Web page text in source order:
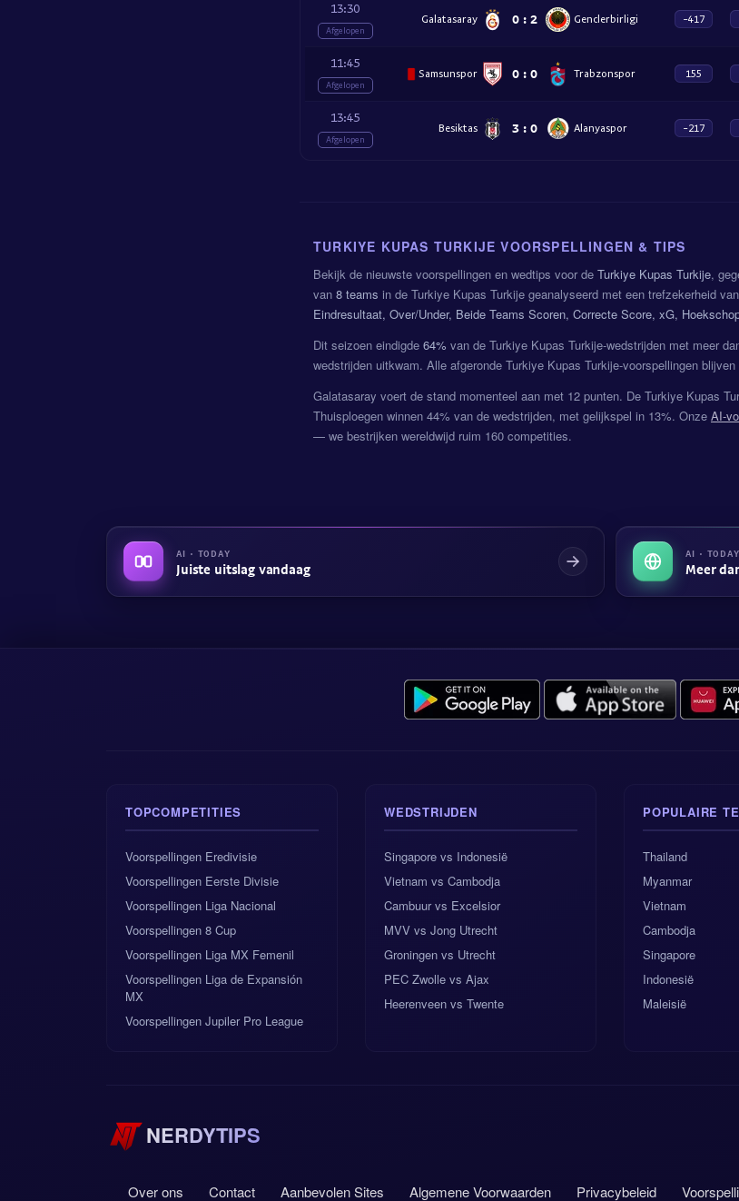
13:30
Afgelopen
Galatasaray 0 : 2 Genclerbirligi -417
11:45
Afgelopen
Samsunspor 0 : 0 Trabzonspor 155
13:45
Afgelopen
Besiktas 3 : 0 Alanyaspor -217
TURKIYE KUPAS TURKIJE VOORSPELLINGEN & TIPS
Bekijk de nieuwste voorspellingen en wedtips voor de Turkiye Kupas Turkije,
van 8 teams in de Turkiye Kupas Turkije geanalyseerd met een trefzekerheid
Eindresultaat, Over/Under, Beide Teams Scoren, Correcte Score, xG,
Dit seizoen eindigde 64% van de Turkiye Kupas Turkije-wedstrijden met meer
wedstrijden uitkwam. Alle afgeronde Turkiye Kupas Turkije-voorspellingen
Galatasaray voert de stand momenteel aan met 12 punten. De Turkiye Kupas
Thuisploegen winnen 44% van de wedstrijden, met gelijkspel in 13%. Onze AI-
— we bestrijken wereldwijd ruim 160 competities.
AI · TODAY
Juiste uitslag vandaag
AI · TODAY
Meer
TOPCOMPETITIES
Voorspellingen Eredivisie
Voorspellingen Eerste Divisie
Voorspellingen Liga Nacional
Voorspellingen 8 Cup
Voorspellingen Liga MX Femenil
Voorspellingen Liga de Expansión
MX
Voorspellingen Jupiler Pro League
WEDSTRIJDEN
Singapore vs Indonesië
Vietnam vs Cambodja
Cambuur vs Excelsior
MVV vs Jong Utrecht
Groningen vs Utrecht
PEC Zwolle vs Ajax
Heerenveen vs Twente
POPULAIRE
Thailand
Myanmar
Vietnam
Cambodja
Singapore
Indonesië
Maleisië
NERDYTIPS
Over ons Contact Aanbevolen Sites Algemene Voorwaarden Privacybeleid